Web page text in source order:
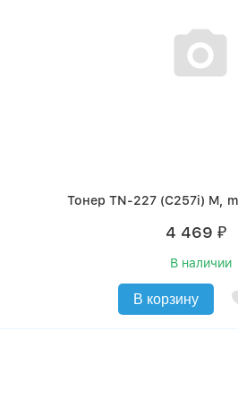
Тонер TN-227 (C257i) M,
4 469 ₽
В наличии
В корзину